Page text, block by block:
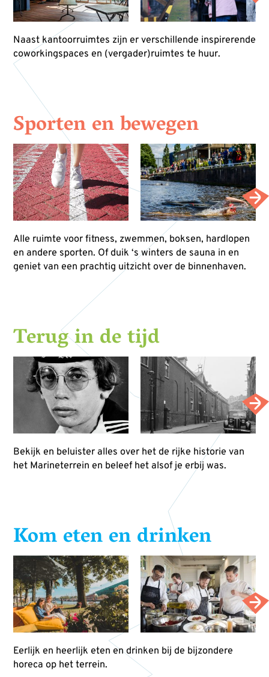
Naast kantoorruimtes zijn er verschillende inspirerende
coworkingspaces en (vergader)ruimtes te huur.
Sporten en bewegen
Alle ruimte voor fitness, zwemmen, boksen, hardlopen
en andere sporten. Of duik ‘s winters de sauna in en
geniet van een prachtig uitzicht over de binnenhaven.
Terug in de tijd
Bekijk en beluister alles over het de rijke historie van
het Marineterrein en beleef het alsof je erbij was.
Kom eten en drinken
Eerlijk en heerlijk eten en drinken bij de bijzondere
horeca op het terrein.